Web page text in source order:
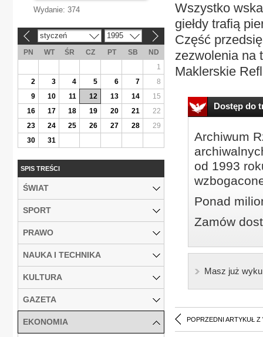
Wszystko
giełdy trafią
Część
zezwolenia na
Maklerskie
Dostęp do
Archiwum
od 1993
Ponad
Zamów
Masz już
POPRZEDNI ARTYKUŁ Z
Wydanie: 374
styczeń 1995
PN WT ŚR CZ PT SB
ND
1
2
3 4 5 6 7
8
9
10 11 12 13 14
15
16
17 18 19 20 21
22
23
24 25 26 27 28
29
30
31
SPIS TREŚCI
ŚWIAT
SPORT
PRAWO
NAUKA I TECHNIKA
KULTURA
GAZETA
EKONOMIA